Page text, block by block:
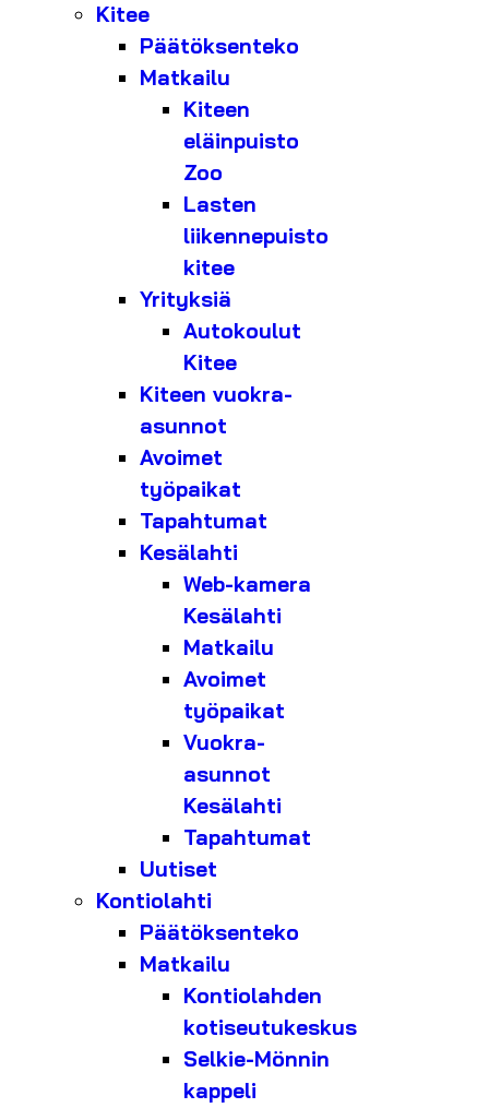
Kitee
Päätöksenteko
Matkailu
Kiteen
eläinpuisto
Zoo
Lasten
liikennepuisto
kitee
Yrityksiä
Autokoulut
Kitee
Kiteen vuokra-
asunnot
Avoimet
työpaikat
Tapahtumat
Kesälahti
Web-kamera
Kesälahti
Matkailu
Avoimet
työpaikat
Vuokra-
asunnot
Kesälahti
Tapahtumat
Uutiset
Kontiolahti
Päätöksenteko
Matkailu
Kontiolahden
kotiseutukeskus
Selkie-Mönnin
kappeli